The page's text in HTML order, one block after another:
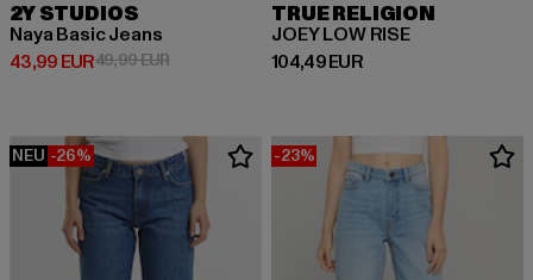
2Y STUDIOS
Naya Basic Jeans
43,99 EUR
Derzeitiger Preis: 43,99 EUR
49,99 EURAktionspreis: 49,99 EUR
TRUE RELIGION
JOEY LOW RISE
104,49 EUR
Derzeitiger Preis: 104,49 EUR
NEU -26% -23%